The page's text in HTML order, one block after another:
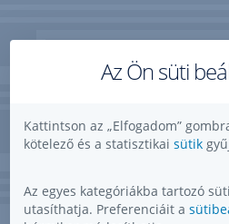
Az Ön süti
Kattintson az „Elfogadom”
kötelező és a statisztikai sütik
Az egyes kategóriákba tartozó
utasíthatja. Preferenciáit a